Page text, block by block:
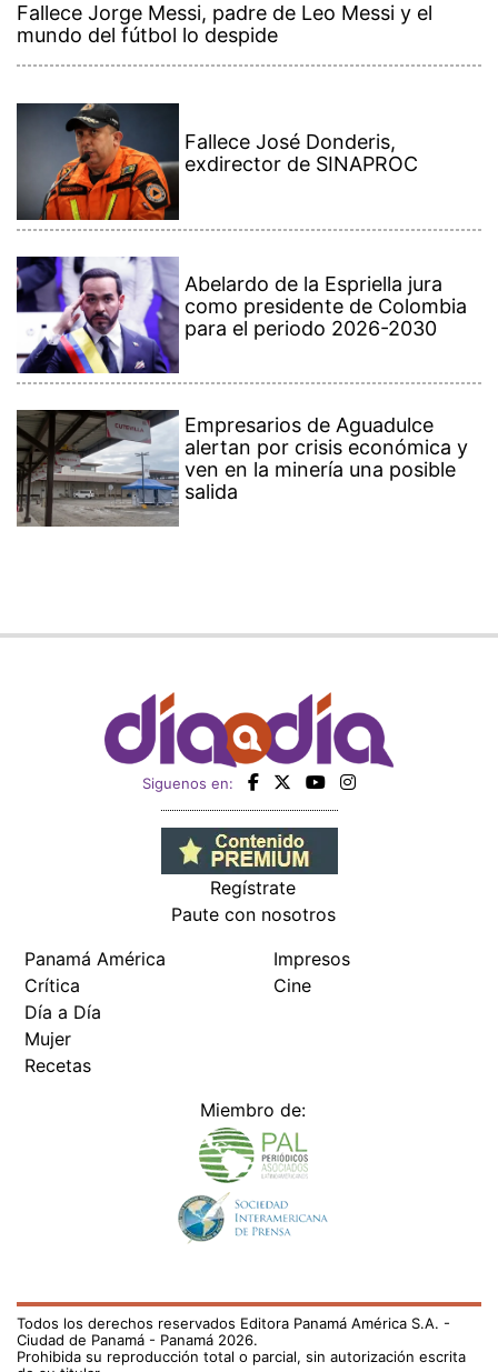
Fallece Jorge Messi, padre de Leo Messi y el
mundo del fútbol lo despide
Fallece José Donderis,
exdirector de SINAPROC
Abelardo de la Espriella jura
como presidente de Colombia
para el periodo 2026-2030
Empresarios de Aguadulce
alertan por crisis económica y
ven en la minería una posible
salida
Siguenos en:
Regístrate
Paute con nosotros
Panamá América
Crítica
Día a Día
Mujer
Recetas
Impresos
Cine
Miembro de:
Todos los derechos reservados Editora Panamá América S.A. -
Ciudad de Panamá - Panamá 2026.
Prohibida su reproducción total o parcial, sin autorización escrita